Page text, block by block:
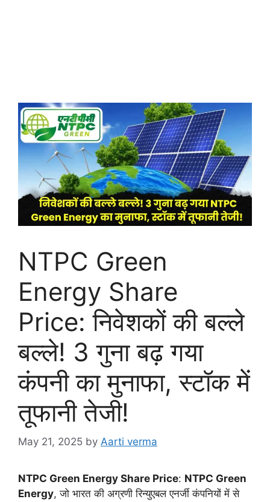
NTPC Green
Energy Share
Price: निवेशकों की बल्ले
बल्ले! 3 गुना बढ़ गया
कंपनी का मुनाफा, स्टॉक में
तूफानी तेजी!
May 21, 2025 by Aarti verma
NTPC Green Energy Share Price: NTPC Green
Energy, जो भारत की अग्रणी रिन्युएबल एनर्जी कंपनियों में से